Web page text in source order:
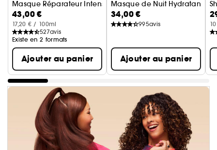
Masque Réparateur Intense
43,00 €
17,20 € / 100ml
527avis
Existe en 2 formats
Ajouter au panier
Masque de Nuit Hydratant
34,00 €
995avis
Ajouter au panier